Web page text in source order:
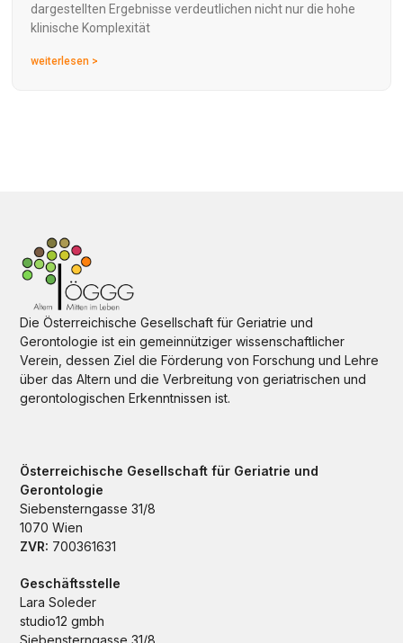
dargestellten Ergebnisse verdeutlichen nicht nur die hohe
klinische Komplexität
weiterlesen >
Die Österreichische Gesellschaft für Geriatrie und
Gerontologie ist ein gemeinnütziger wissenschaftlicher
Verein, dessen Ziel die Förderung von Forschung und Lehre
über das Altern und die Verbreitung von geriatrischen und
gerontologischen Erkenntnissen ist.
Österreichische Gesellschaft für Geriatrie und
Gerontologie
Siebensterngasse 31/8
1070 Wien
ZVR: 700361631
Geschäftsstelle
Lara Soleder
studio12 gmbh
Siebensterngasse 31/8